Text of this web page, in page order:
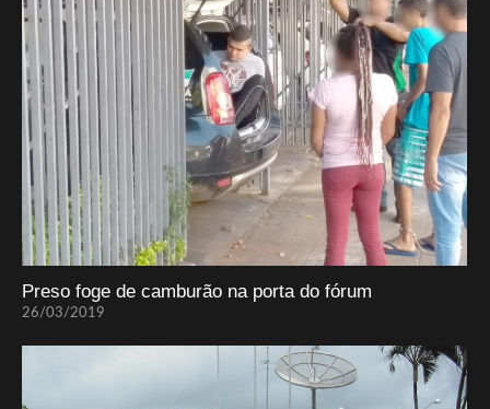
Preso foge de camburão na porta do fórum
26/03/2019